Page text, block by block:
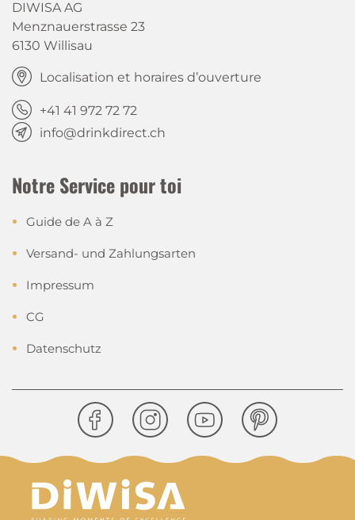
DIWISA AG
Menznauerstrasse 23
6130 Willisau
Localisation et horaires d’ouverture
+41 41 972 72 72
info@drinkdirect.ch
Notre Service pour toi
Guide de A à Z
Versand- und Zahlungsarten
Impressum
CG
Datenschutz